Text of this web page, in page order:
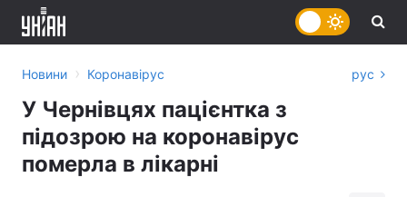
Новини › Коронавірус рус
У Чернівцях пацієнтка з
підозрою на коронавірус
померла в лікарні